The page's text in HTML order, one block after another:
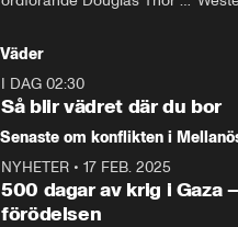
tonårsutvisningarna och hur
Moderaterna ska locka
väljare till valet i höst.
Väder
I DAG 02:30
Så blir vädret där du bor
Senaste om konflikten i
NYHETER • 17 FEB. 2025
500 dagar av krig i Gaza
förödelsen